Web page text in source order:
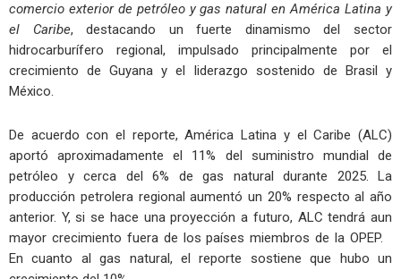
comercio exterior de petróleo y gas natural en América Latina y
el Caribe, destacando un fuerte dinamismo del sector
hidrocarburífero regional, impulsado principalmente por el
crecimiento de Guyana y el liderazgo sostenido de Brasil y
México.
De acuerdo con el reporte, América Latina y el Caribe (ALC)
aportó aproximadamente el 11% del suministro mundial de
petróleo y cerca del 6% de gas natural durante 2025. La
producción petrolera regional aumentó un 20% respecto al año
anterior. Y, si se hace una proyección a futuro, ALC tendrá aun
mayor crecimiento fuera de los países miembros de la OPEP.
En cuanto al gas natural, el reporte sostiene que hubo un